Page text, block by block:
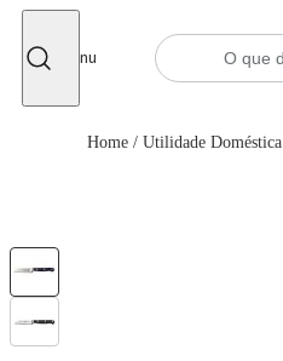
Menu
Home / Utilidade Doméstica